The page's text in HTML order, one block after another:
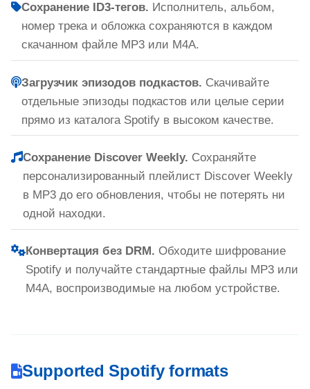
Сохранение ID3-тегов. Исполнитель, альбом,
номер трека и обложка сохраняются в каждом
скачанном файле MP3 или M4A.
Загрузчик эпизодов подкастов. Скачивайте
отдельные эпизоды подкастов или целые серии
прямо из каталога Spotify в высоком качестве.
Сохранение Discover Weekly. Сохраняйте
персонализированный плейлист Discover Weekly
в MP3 до его обновления, чтобы не потерять ни
одной находки.
Конвертация без DRM. Обходите шифрование
Spotify и получайте стандартные файлы MP3 или
M4A, воспроизводимые на любом устройстве.
Supported Spotify formats